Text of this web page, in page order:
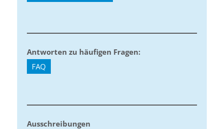
Antworten zu häufigen Fragen:
FAQ
Ausschreibungen